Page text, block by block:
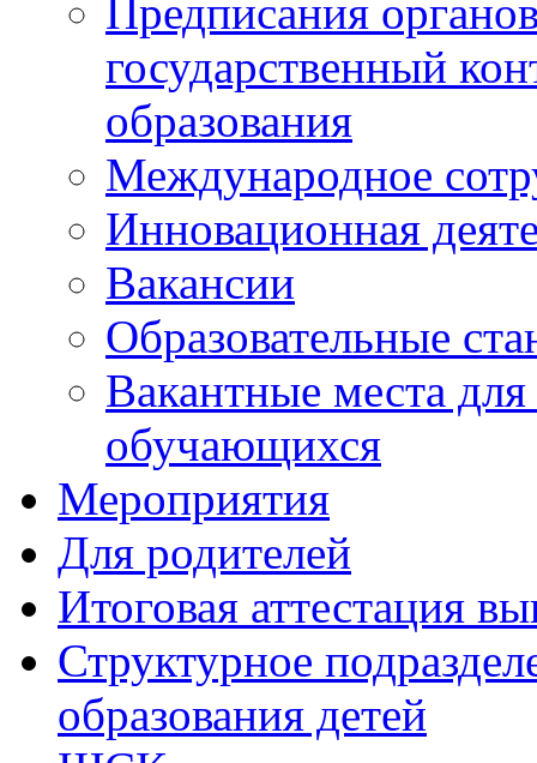
Предписания
государственный
образования
Международное
Инновационная
Вакансии
Образовательные
Вакантные места
обучающихся
Мероприятия
Для родителей
Итоговая аттестация
Структурное
образования детей